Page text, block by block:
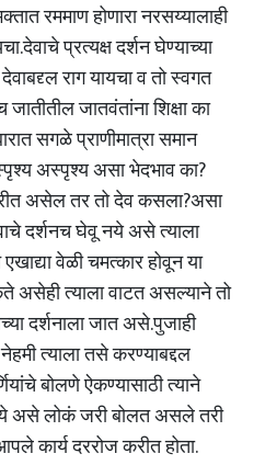
रममाण होणारा नरसय्यालाही
प्रत्यक्ष दर्शन घेण्याच्या
राग यायचा व तो स्वगत
जातवंतांना शिक्षा का
सगळे प्राणीमात्रा समान
अस्पृश्य असा भेदभाव का?
असेल तर तो देव कसला?असा
दर्शनच घेवू नये असे त्याला
वेळी चमत्कार होवून या
असेही त्याला वाटत असल्याने तो
दर्शनाला जात असे.पुजाही
त्याला तसे करण्याबद्दल
बोलणे ऐकण्यासाठी त्याने
असे लोकं जरी बोलत असले तरी
कार्य दररोज करीत होता.